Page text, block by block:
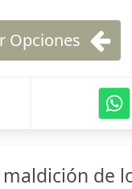
Opciones
de